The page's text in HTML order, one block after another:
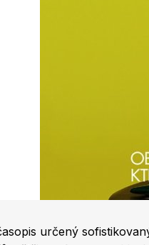
Sudoku a křížovky
určený